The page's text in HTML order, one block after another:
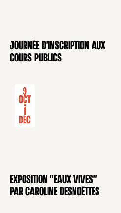
CONFÉRENCE
Journée d'inscription aux
cours publics
EXPOSITION
9
Oct
-
1
Déc
Exposition "Eaux Vives"
par Caroline Desnoëttes